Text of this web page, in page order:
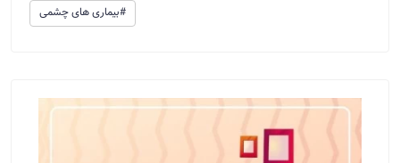
#بیماری های چشمی